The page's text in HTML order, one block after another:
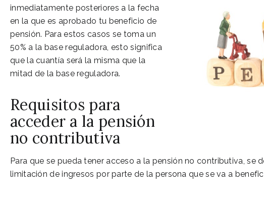
inmediatamente posteriores a la fecha
en la que es aprobado tu beneficio de
pensión. Para estos casos se toma un
50% a la base reguladora, esto significa
que la cuantía será la misma que la
mitad de la base reguladora.
Requisitos para
acceder a la pensión
no contributiva
Para que se pueda tener acceso a la pensión no contributiva, se
limitación de ingresos por parte de la persona que se va a